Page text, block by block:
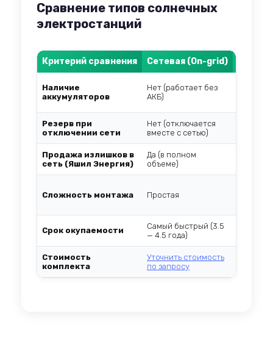
Сравнение типов солнечных
электростанций
Критерий сравнения Сетевая (On-grid)
Наличие
аккумуляторов
Нет (работает без
АКБ)
Резерв при
отключении сети
Нет (отключается
вместе с сетью)
Продажа излишков в
сеть (Яшил Энергия)
Да (в полном
объеме)
Сложность монтажа Простая
Срок окупаемости
Самый быстрый (3.5
— 4.5 года)
Стоимость
комплекта
Уточнить стоимость
по запросу